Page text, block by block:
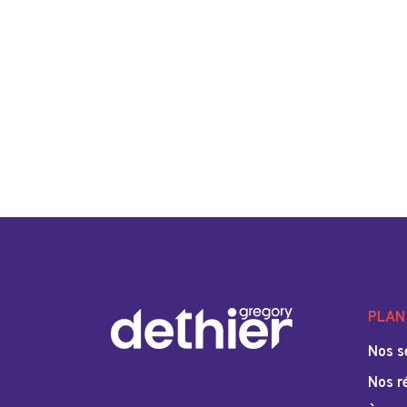
Nos
Nos